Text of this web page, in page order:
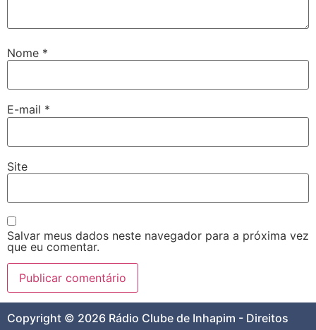
Nome *
E-mail *
Site
Salvar meus dados neste navegador para a próxima vez
que eu comentar.
Copyright © 2026 Rádio Clube de Inhapim - Direitos